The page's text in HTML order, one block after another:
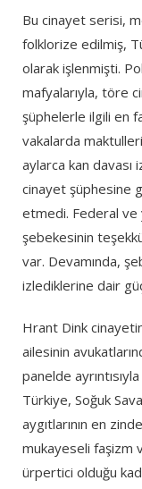
Bu cinayet serisi,
folklorize edilmiş,
olarak işlenmişti.
mafyalarıyla, töre
şüphelerle ilgili en
vakalarda
aylarca kan davası
cinayet şüphesine
etmedi. Federal
şebekesinin
var. Devamında,
izlediklerine dair
Hrant Dink
ailesinin
panelde
Türkiye, Soğuk
aygıtlarının en
mukayeseli faşizm
ürpertici olduğu